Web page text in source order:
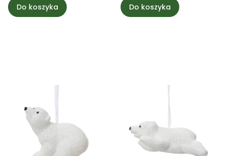
Do koszyka Do koszyka